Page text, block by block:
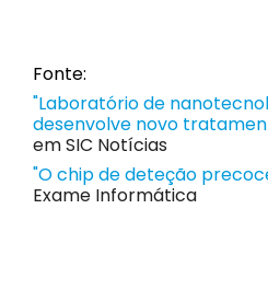
Fonte:
"Laboratório de
desenvolve novo
em SIC Notícias
"O chip de deteção
Exame Informática